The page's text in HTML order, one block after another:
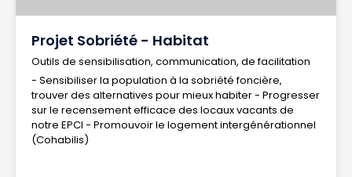
Projet Sobriété - Habitat
Outils de sensibilisation, communication, de facilitation
- Sensibiliser la population à la sobriété foncière,
trouver des alternatives pour mieux habiter - Progresser
sur le recensement efficace des locaux vacants de
notre EPCI - Promouvoir le logement intergénérationnel
(Cohabilis)